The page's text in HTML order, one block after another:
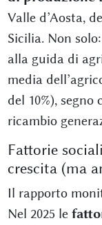
Valle d’Aosta,
Sicilia. Non
alla guida di
media
del 10%),
ricambio
Fattorie
crescita (ma
Il rapporto
Nel 2025 le